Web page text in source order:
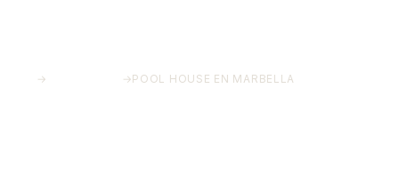
→ →POOL HOUSE EN MARBELLA